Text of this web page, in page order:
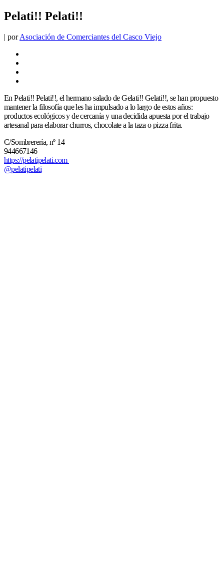
Pelati!! Pelati!!
| porAsociación de Comerciantes del Casco Viejo
En Pelati!! Pelati!!, el hermano salado de Gelati!! Gelati!!, se han propuesto
mantener la filosofía que les ha impulsado a lo largo de estos años:
productos ecológicos y de cercanía y una decidida apuesta por el trabajo
artesanal para elaborar churros, chocolate a la taza o pizza frita.
C/Sombrerería, nº 14
944667146
https://pelatipelati.com
@pelatipelati